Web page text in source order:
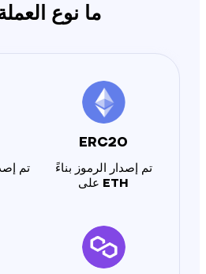
ما نوع
تم
ERC20
تم إصدار الرموز بناءً
على ETH